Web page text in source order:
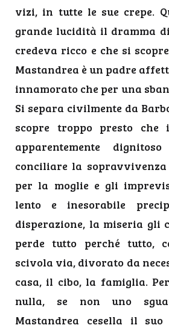
vizi, in tutte le sue crepe.
grande lucidità il dramma
credeva ricco e che si
Mastandrea è un padre
innamorato che per una
Si separa civilmente da
scopre troppo presto che
apparentemente
conciliare la
per la moglie e gli
lento e inesorabile
disperazione, la miseria gli
perde tutto perché tutto,
scivola via, divorato da
casa, il cibo, la famiglia.
nulla, se non uno
Mastandrea cesella il suo